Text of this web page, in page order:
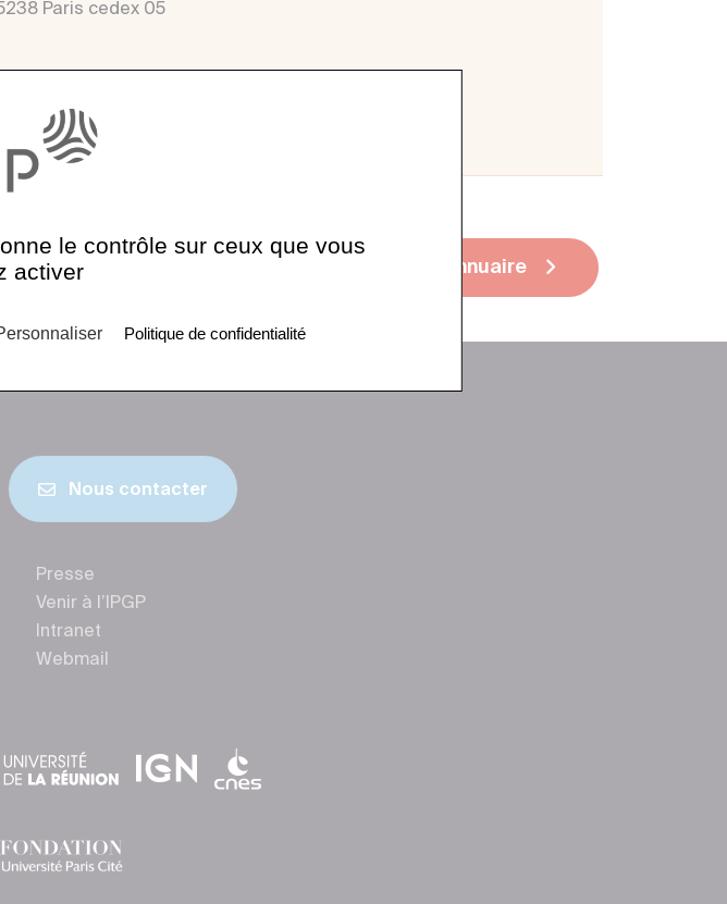
Paris cedex 05
Voir tout l'annuaire
Nous contacter
Presse
Venir à l’IPGP
Intranet
Webmail
le contrôle sur ceux que vous
activer
Politique de confidentialité